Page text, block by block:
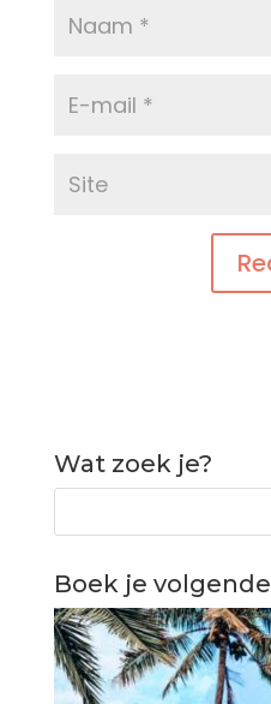
Wat zoek je?
Boek je